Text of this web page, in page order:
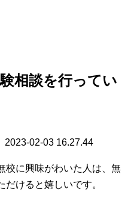
相談を行ってい
校に興味がわいた人は、無
けると嬉しいです。